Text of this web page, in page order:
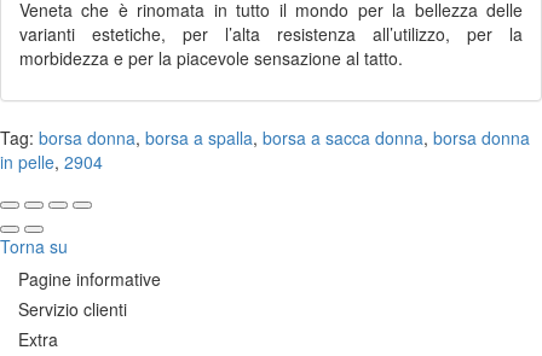
Veneta che è rinomata in tutto il mondo per la bellezza delle
varianti estetiche, per l’alta resistenza all’utilizzo, per la
morbidezza e per la piacevole sensazione al tatto.
Tag: borsa donna, borsa a spalla, borsa a sacca donna, borsa donna
in pelle, 2904
Torna su
Pagine informative
Servizio clienti
Extra